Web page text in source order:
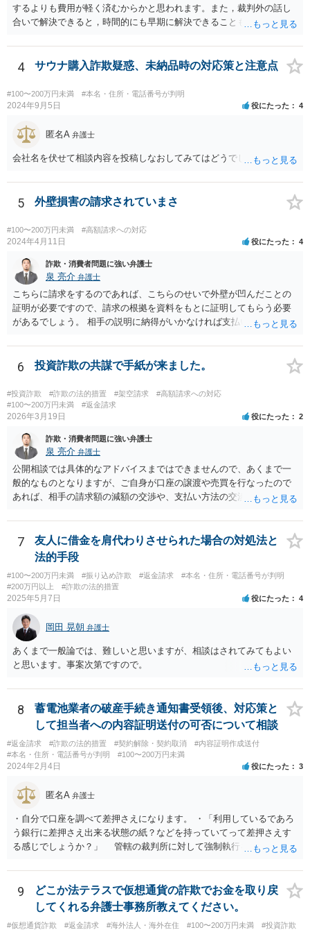
するよりも費用が軽く済むからかと思われます。また，裁判外の話し
合いで解決できると，時間的にも早期に解決できることも見込めま
スもあり，その場合は裁判手続きから始めることとなるかと思われま
す。 支払督促については異議を出されると通常訴訟へ移行するため，
った方が良いでしょう。
4 サウナ購入詐欺疑惑、未納品時の対応策と注意点
#100〜200万円未満 #本名・住所・電話番号が判明
2024年9月5日 役にたった 4
匿名A 弁護士
会社名を伏せて相談内容を投稿しなおしてみてはどうでしょうか？
5 外壁損害の請求されていまさ
#100〜200万円未満 #高額請求への対応
2024年4月11日 役にたった 4
詐欺・消費者問題に強い弁護士
泉 亮介 弁護士
こちらに請求をするのであれば、こちらのせいで外壁が凹んだことの
証明が必要ですので、請求の根拠を資料をもとに証明してもらう必要
があるでしょう。 相手の説明に納得がいかなければ支払い義務がある
6 投資詐欺の共謀で手紙が来ました。
#投資詐欺 #詐欺の法的措置 #架空請求
#高額請求への対応
#100〜200万円未満
#返金請求
2026年3月19日 役にたった 2
詐欺・消費者問題に強い弁護士
泉 亮介 弁護士
公開相談では具体的なアドバイスまではできませんので、あくまで一
般的なものとなりますが、ご自身が口座の譲渡や売買を行なったので
あれば、相手の請求額の減額の交渉や、支払い方法の交渉をしていく
7
友人に借金を肩代わりさせられた場合の対処法と
法的手段
#100〜200万円未満 #振り込め詐欺 #返金請求
#本名・住所・電話番号が判明
#200万円以上
#詐欺の法的措置
2025年5月7日 役にたった 4
岡田 晃朝 弁護士
あくまで一般論では、難しいと思いますが、相談はされてみてもよい
と思います。事案次第ですので。
8
蓄電池業者の破産手続き通知書受領後、対応策と
して担当者への内容証明送付の可否について相談
#返金請求 #詐欺の法的措置 #契約解除・契約取消
#内容証明作成送付
#本名・住所・電話番号が判明
#100〜200万円未満
2024年2月4日 役にたった 3
匿名A 弁護士
・自分で口座を調べて差押さえになります。 ・「利用しているであろ
う銀行に差押さえ出来る状態の紙？などを持っていてって差押さえす
る感じでしょうか？」 管轄の裁判所に対して強制執行を申し立てる
係で、法的手続きに乗せるのはあまりおすすめできません。 任意交渉
での回収を検討すべきだと思われます。ご自身で難しい場合は、費用
負担を踏まえたうえでということにはなりますが、弁護士に助力を得
ることをお考え下さい。
9
どこか法テラスで仮想通貨の詐欺でお金を取り戻
してくれる弁護士事務所教えてください。
#仮想通貨詐欺 #返金請求 #海外法人・海外在住 #100〜200万円未満 #投資詐欺